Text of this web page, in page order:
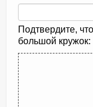
Подтвердите,
большой кружок: